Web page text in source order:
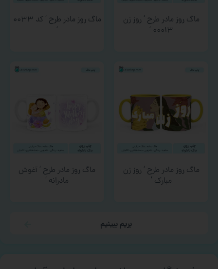
ماگ روز مادر طرح ‘ روز زن
۰۰۰۱۳ ‘
ماگ روز مادر طرح ‘ کد ۰۰۳۳
‘
ماگ روز مادر طرح ‘ روز زن
مبارک ‘
ماگ روز مادر طرح ‘ آغوش
مادرانه ‘
بریم ببینیم